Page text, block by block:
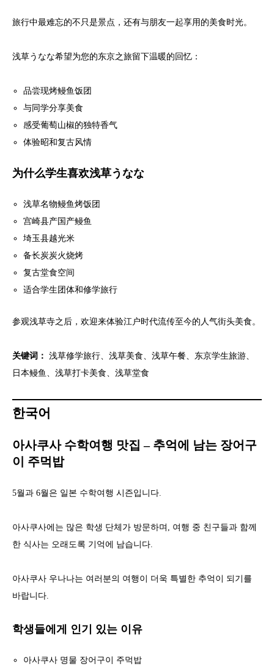
旅行中最难忘的不只是景点，还有与朋友一起享用的美食时光。
浅草うなな希望为您的东京之旅留下温暖的回忆：
品尝现烤鳗鱼饭团
与同学分享美食
感受葡萄山椒的独特香气
体验昭和复古风情
为什么学生喜欢浅草うなな
浅草名物鳗鱼烤饭团
宫崎县产国产鳗鱼
埼玉县越光米
备长炭炭火烧烤
复古堂食空间
适合学生团体和修学旅行
参观浅草寺之后，欢迎来体验江户时代流传至今的人气街头美食。
关键词： 浅草修学旅行、浅草美食、浅草午餐、东京学生旅游、
日本鳗鱼、浅草打卡美食、浅草堂食
한국어
아사쿠사 수학여행 맛집 – 추억에 남는 장어구
이 주먹밥
5월과 6월은 일본 수학여행 시즌입니다.
아사쿠사에는 많은 학생 단체가 방문하며, 여행 중 친구들과 함께
한 식사는 오래도록 기억에 남습니다.
아사쿠사 우나나는 여러분의 여행이 더욱 특별한 추억이 되기를
바랍니다.
학생들에게 인기 있는 이유
아사쿠사 명물 장어구이 주먹밥